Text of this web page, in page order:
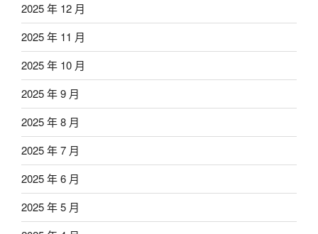
2025 年 12 月
2025 年 11 月
2025 年 10 月
2025 年 9 月
2025 年 8 月
2025 年 7 月
2025 年 6 月
2025 年 5 月